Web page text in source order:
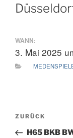
WANN:
3. Mai 2025
Vorheriger
Beitrag
ZURÜCK
H65 BKB